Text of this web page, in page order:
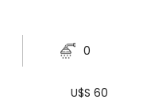
0
U$S 60